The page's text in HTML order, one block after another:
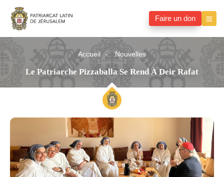
Faire un don
Accueil Nouvelles
Le Patriarche Pizzaballa Se Rend À Deir Rafat